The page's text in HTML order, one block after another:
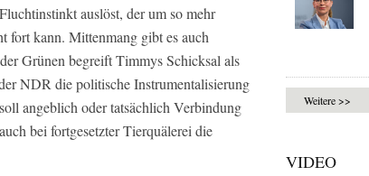
auslöst, der um so mehr
fort kann. Mittenmang gibt es auch
Grünen begreift Timmys Schicksal als
NDR die politische Instrumentalisierung
angeblich oder tatsächlich Verbindung
bei fortgesetzter Tierquälerei die
Weitere >>
VIDEO